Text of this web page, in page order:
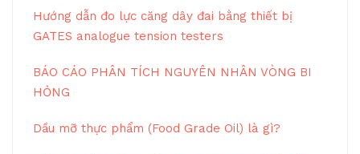
Hướng dẫn đo lực căng dây đai bằng thiết bị
GATES analogue tension testers
BÁO CÁO PHÂN TÍCH NGUYÊN NHÂN VÒNG BI
HỎNG
Dầu mỡ thực phẩm (Food Grade Oil) là gì?